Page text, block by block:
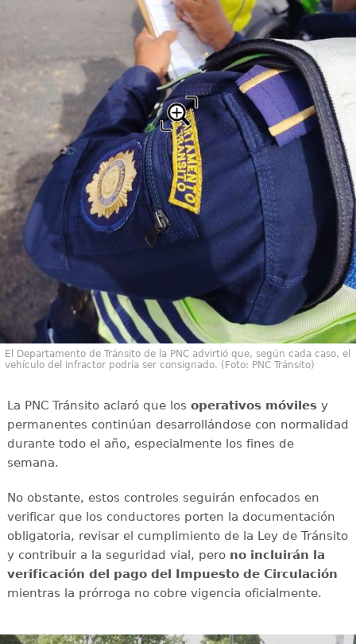
El Departamento de Tránsito de la PNC advirtió que, según cada caso, el
vehículo del infractor podría ser consignado. (Foto: PNC Tránsito)
La PNC Tránsito aclaró que los operativos móvilesy
permanentes continúan desarrollándose con normalidad
durante todo el año, especialmente los fines de
semana.
No obstante, estos controles seguirán enfocados en
verificar que los conductores porten la documentación
obligatoria, revisar el cumplimiento de la Ley de Tránsito
y contribuir a la seguridad vial, pero no incluirán la
verificación del pago del Impuesto de Circulación
mientras la prórroga no cobre vigencia oficialmente.